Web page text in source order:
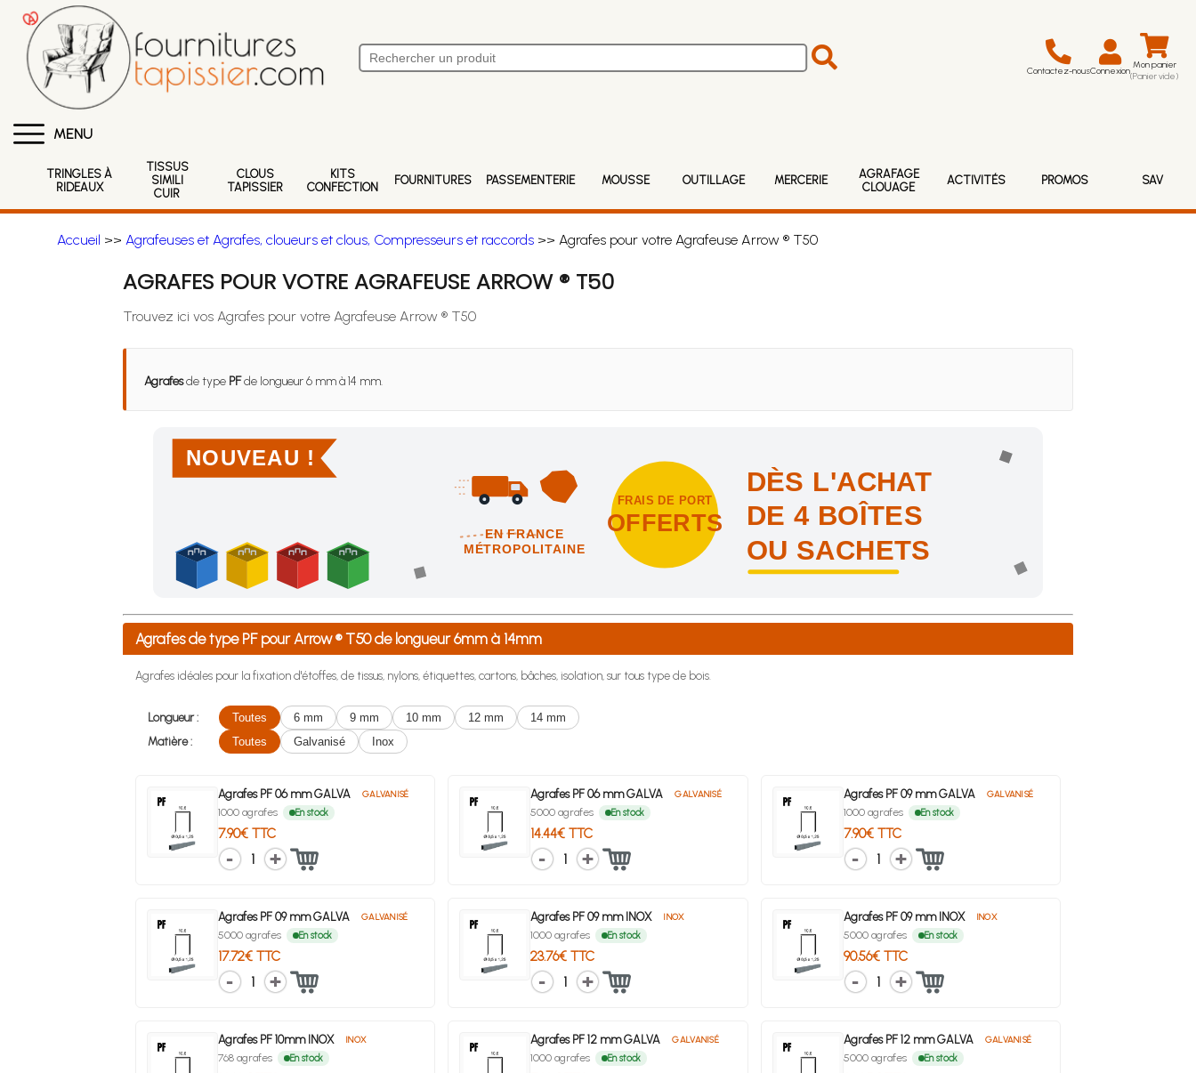
Contactez-nousConnexion Mon panier
(Panier vide)
MENU
TRINGLES À
RIDEAUX
TISSUS
SIMILI
CUIR
CLOUS
TAPISSIER
KITS
CONFECTION
FOURNITURES PASSEMENTERIE MOUSSE OUTILLAGE MERCERIE
AGRAFAGE
CLOUAGE
ACTIVITÉS PROMOS SAV
Accueil >> Agrafeuses et Agrafes, cloueurs et clous, Compresseurs et raccords>> Agrafes pour votre Agrafeuse Arrow ® T50
AGRAFES POUR VOTRE AGRAFEUSE ARROW ® T50
Trouvez ici vos Agrafes pour votre Agrafeuse Arrow ® T50
Agrafesde type PFde longueur 6 mm à 14 mm.
NOUVEAU !
EN FRANCE
MÉTROPOLITAINE
FRAIS DE PORT
OFFERTS
DÈS L'ACHAT
DE 4 BOÎTES
OU SACHETS
Achetez 4 sachets ou boîtes d'agrafes ou de pointes et nous vous offrons les frais de port en France métropolitaine !
Agrafes de type PF pour Arrow ® T50 de longueur 6mm à 14mm
Agrafes idéales pour la fixation d'étoffes, de tissus, nylons, étiquettes, cartons, bâches, isolation, sur tous type de bois.
Longueur : Toutes 6 mm 9 mm 10 mm 12 mm
14 mm
Matière :
Toutes Galvanisé Inox
Agrafes PF 06 mm GALVA GALVANISÉ
1000 agrafes En stock
7.90€ TTC
1
Agrafes PF 06 mm GALVA GALVANISÉ
5000 agrafes En stock
14.44€ TTC
1
Agrafes PF 09 mm GALVA GALVANISÉ
1000 agrafes En stock
7.90€ TTC
1
Agrafes PF 09 mm GALVA GALVANISÉ
5000 agrafes En stock
17.72€ TTC
1
Agrafes PF 09 mm INOX INOX
1000 agrafes En stock
23.76€ TTC
1
Agrafes PF 09 mm INOX INOX
5000 agrafes En stock
90.56€ TTC
1
Agrafes PF 10mm INOX INOX
768 agrafes En stock
Agrafes PF 12 mm GALVA GALVANISÉ
1000 agrafes En stock
Agrafes PF 12 mm GALVA GALVANISÉ
5000 agrafes En stock